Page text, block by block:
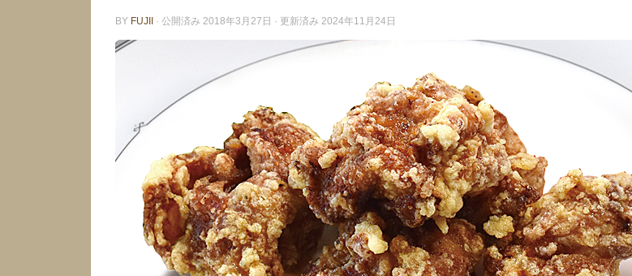
BY FUJII · 公開済み 2018年3月27日 · 更新済み 2024年11月24日